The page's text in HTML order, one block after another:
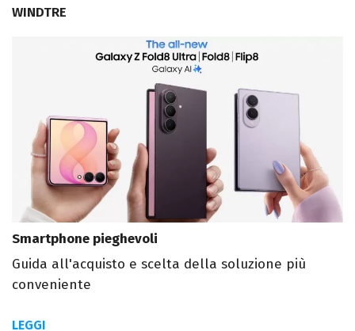
WINDTRE
Smartphone pieghevoli
Guida all'acquisto e scelta della soluzione più
conveniente
LEGGI